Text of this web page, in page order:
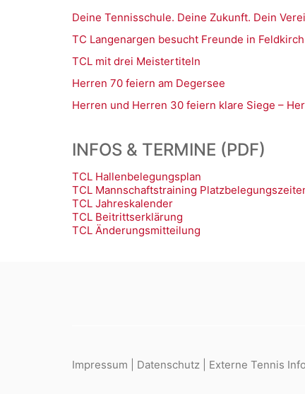
Deine Tennisschule. Deine Zukunft. Dein
TC Langenargen besucht Freunde in Feldkirch
TCL mit drei Meistertiteln
Herren 70 feiern am Degersee
Herren und Herren 30 feiern klare Siege –
INFOS & TERMINE (PDF)
TCL Hallenbelegungsplan
TCL Mannschaftstraining
TCL Jahreskalender
TCL Beitrittserklärung
TCL Änderungsmitteilung
Impressum Datenschutz Externe Tennis